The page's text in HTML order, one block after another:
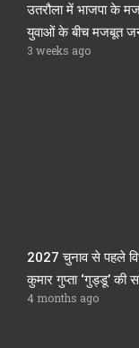
उतरौला में भाजपा के
युवाओं के बीच मजबूत
3 weeks ago
2027 चुनाव से पहले
कुमार गुप्ता ‘गुड्डू’ की
4 months ago